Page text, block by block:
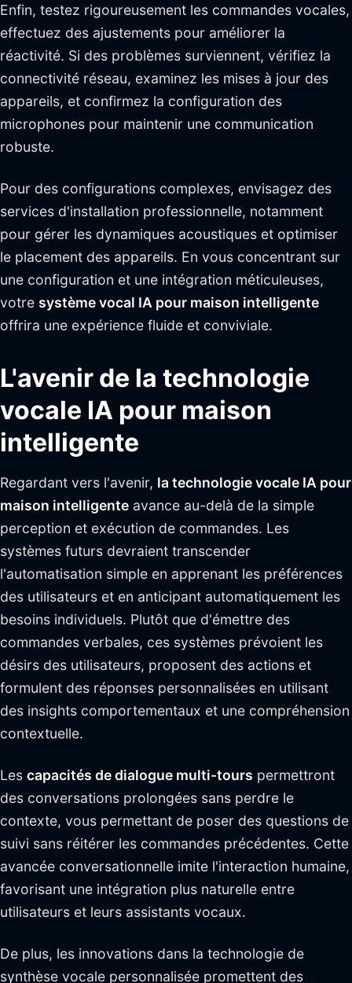
Enfin, testez rigoureusement les commandes vocales,
effectuez des ajustements pour améliorer la
réactivité. Si des problèmes surviennent, vérifiez la
connectivité réseau, examinez les mises à jour des
appareils, et confirmez la configuration des
microphones pour maintenir une communication
robuste.
Pour des configurations complexes, envisagez des
services d'installation professionnelle, notamment
pour gérer les dynamiques acoustiques et optimiser
le placement des appareils. En vous concentrant sur
une configuration et une intégration méticuleuses,
votre système vocal IA pour maison intelligente
offrira une expérience fluide et conviviale.
L'avenir de la technologie
vocale IA pour maison
intelligente
Regardant vers l'avenir, la technologie vocale IA pour
maison intelligente avance au-delà de la simple
perception et exécution de commandes. Les
systèmes futurs devraient transcender
l'automatisation simple en apprenant les préférences
des utilisateurs et en anticipant automatiquement les
besoins individuels. Plutôt que d'émettre des
commandes verbales, ces systèmes prévoient les
désirs des utilisateurs, proposent des actions et
formulent des réponses personnalisées en utilisant
des insights comportementaux et une compréhension
contextuelle.
Les capacités de dialogue multi-tours permettront
des conversations prolongées sans perdre le
contexte, vous permettant de poser des questions de
suivi sans réitérer les commandes précédentes. Cette
avancée conversationnelle imite l'interaction humaine,
favorisant une intégration plus naturelle entre
utilisateurs et leurs assistants vocaux.
De plus, les innovations dans la technologie de
synthèse vocale personnalisée promettent des